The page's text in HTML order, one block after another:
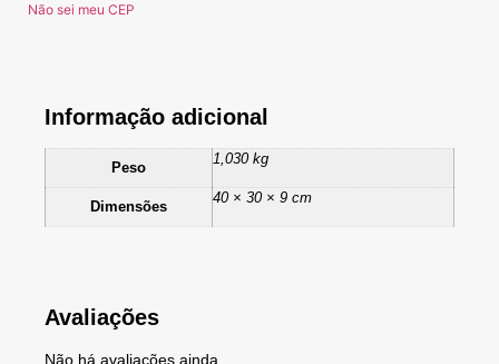
Não sei meu CEP
Informação adicional
Peso
1,030 kg
Dimensões
40 × 30 × 9 cm
Avaliações
Não há avaliações ainda.